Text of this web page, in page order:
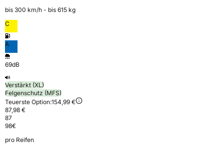
bis 300 km⁠/⁠h - bis 615 kg
C
A
69dB
Verstärkt (XL)
Felgenschutz (MFS)
Teuerste Option:154,99 €
87,98 €
87
98€
pro Reifen